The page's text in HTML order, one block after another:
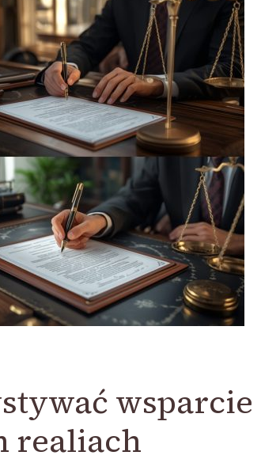
wsparcie
realiach